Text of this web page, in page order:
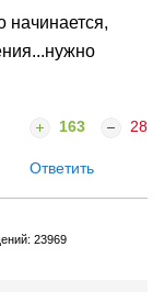
начинается,
163 28
Ответить
23969